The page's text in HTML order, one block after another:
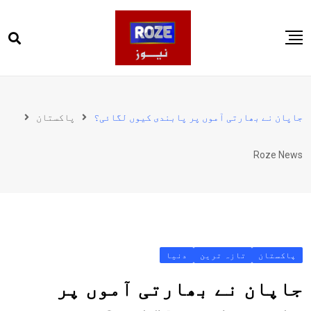
to
پاکستان
کھیل
جاپان نے بھارتی آموں پر پابندی کیوں لگائی؟ پاکستان
Roze News
پاکستان تازہ ترین دنیا
جاپان نے بھارتی آموں پر